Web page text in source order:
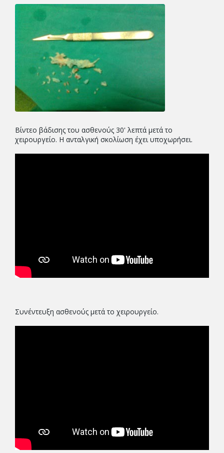
Βίντεο βάδισης του ασθενούς 30' λεπτά μετά το
χειρουργείο. Η ανταλγική σκολίωση έχει υποχωρήσει.
Συνέντευξη ασθενούς μετά το χειρουργείο.